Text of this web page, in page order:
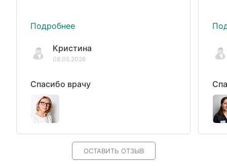
Подробнее
Кристина
08.05.2026
Спасибо врачу
ОСТАВИТЬ ОТЗЫВ